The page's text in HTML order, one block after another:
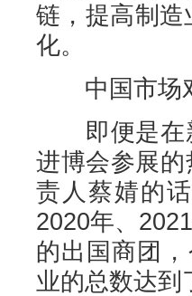
链，提高制
化。
中国市场对
即便是在新
进博会参展
责人蔡婧的
2020年、
的出国商团
业的总数达到